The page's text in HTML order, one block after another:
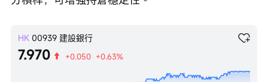
HK 00939 建設銀行
7.970 +0.050 +0.63%